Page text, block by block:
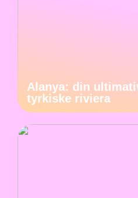
Alanya: din
tyrkiske riviera